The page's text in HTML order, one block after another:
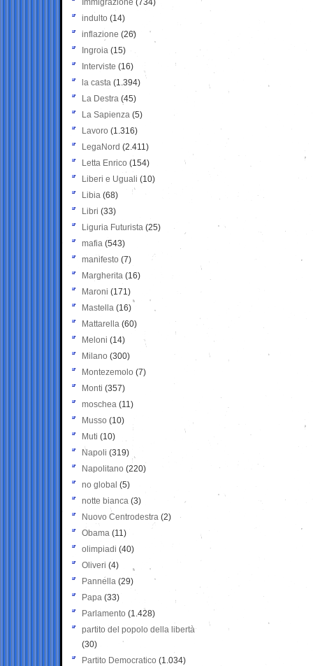
Immigrazione (734)
indulto (14)
inflazione (26)
Ingroia (15)
Interviste (16)
la casta (1.394)
La Destra (45)
La Sapienza (5)
Lavoro (1.316)
LegaNord (2.411)
Letta Enrico (154)
Liberi e Uguali (10)
Libia (68)
Libri (33)
Liguria Futurista (25)
mafia (543)
manifesto (7)
Margherita (16)
Maroni (171)
Mastella (16)
Mattarella (60)
Meloni (14)
Milano (300)
Montezemolo (7)
Monti (357)
moschea (11)
Musso (10)
Muti (10)
Napoli (319)
Napolitano (220)
no global (5)
notte bianca (3)
Nuovo Centrodestra (2)
Obama (11)
olimpiadi (40)
Oliveri (4)
Pannella (29)
Papa (33)
Parlamento (1.428)
partito del popolo della libertà
(30)
Partito Democratico (1.034)